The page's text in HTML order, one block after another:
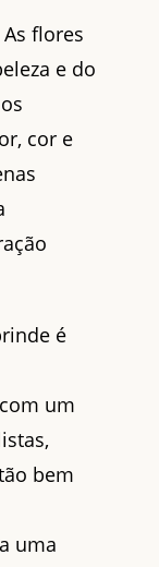
As flores
e do
cor e
é
um
bem
uma